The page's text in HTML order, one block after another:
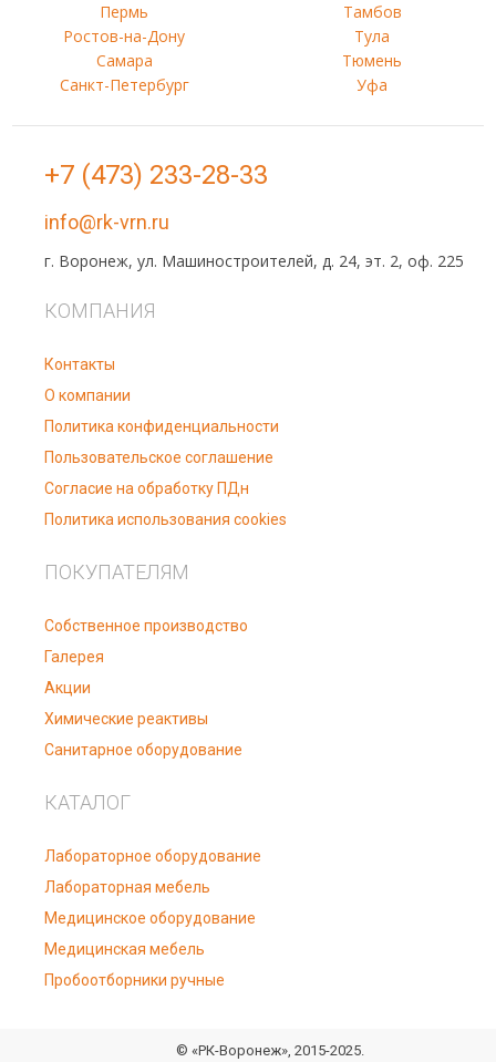
Пермь
Ростов-на-Дону
Самара
Санкт-Петербург
Тамбов
Тула
Тюмень
Уфа
+7 (473) 233-28-33
info@rk-vrn.ru
г. Воронеж, ул. Машиностроителей, д. 24, эт. 2, оф. 225
КОМПАНИЯ
Контакты
О компании
Политика конфиденциальности
Пользовательское соглашение
Согласие на обработку ПДн
Политика использования cookies
ПОКУПАТЕЛЯМ
Собственное производство
Галерея
Акции
Химические реактивы
Санитарное оборудование
КАТАЛОГ
Лабораторное оборудование
Лабораторная мебель
Медицинское оборудование
Медицинская мебель
Пробоотборники ручные
© «РК-Воронеж», 2015-2025.